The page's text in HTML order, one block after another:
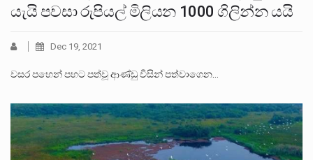
යැයි පවසා රුපියල් මිලියන 1000 ගිලින්න යයි
Dec 19, 2021
වසර පහෙන් පහට පත්වූ ආණ්ඩු විසින් පත්වාගෙන…